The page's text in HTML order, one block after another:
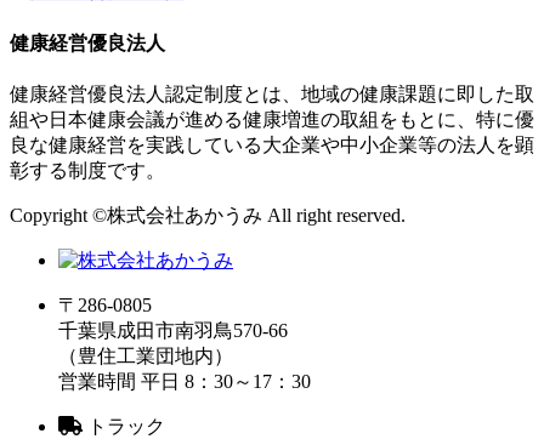
健康経営優良法人
健康経営優良法人認定制度とは、地域の健康課題に即した取
組や日本健康会議が進める健康増進の取組をもとに、特に優
良な健康経営を実践している大企業や中小企業等の法人を顕
彰する制度です。
Copyright ©株式会社あかうみ All right reserved.
〒286-0805
千葉県成田市南羽鳥570-66
（豊住工業団地内）
営業時間 平日 8：30～17：30
トラック